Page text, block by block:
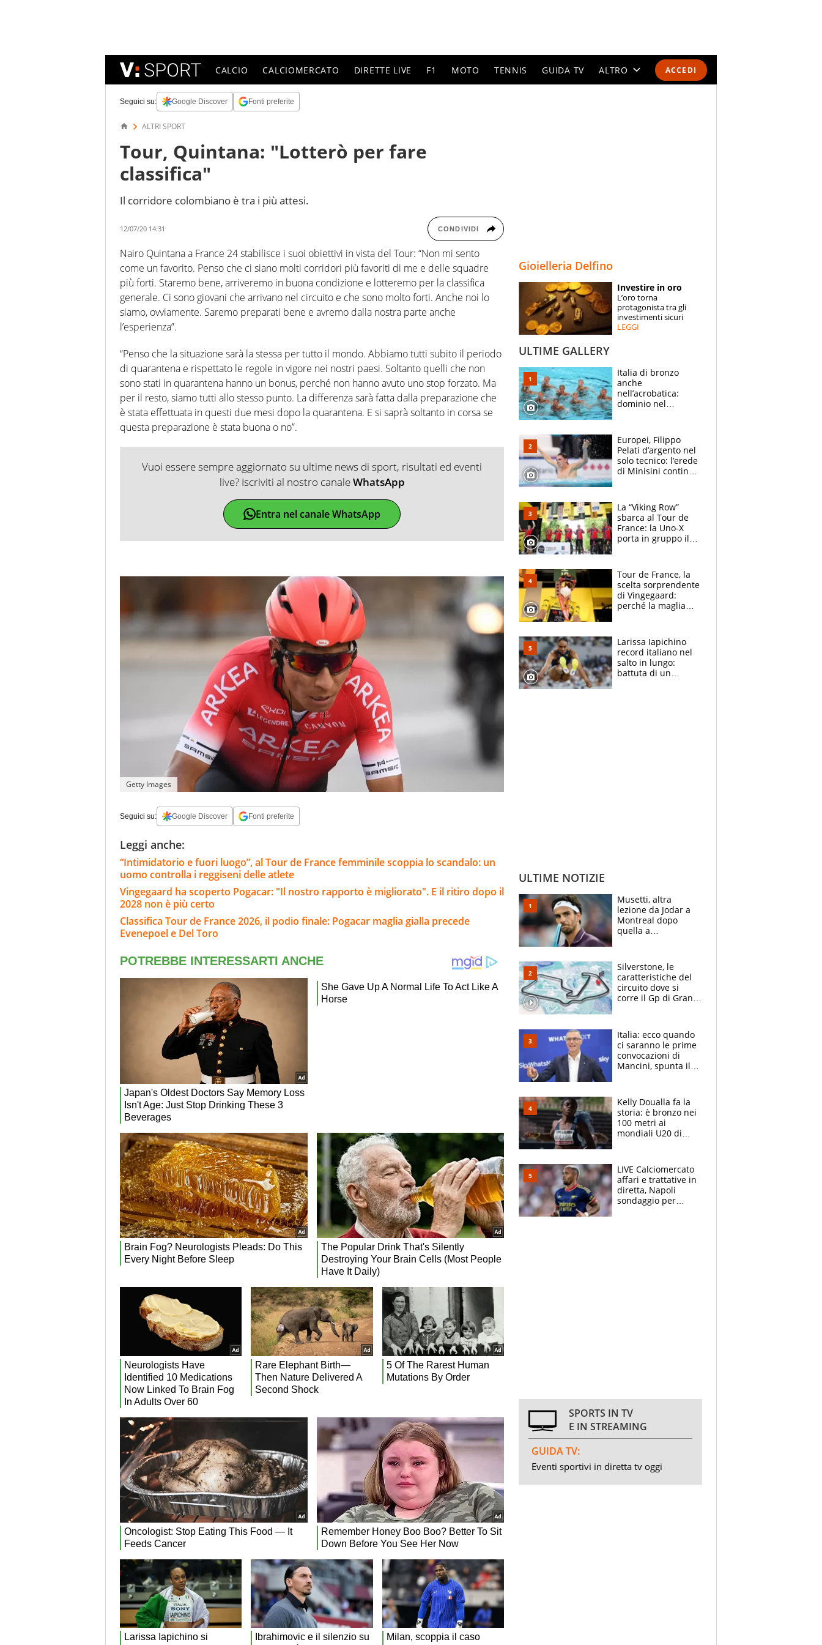
ACCEDI
CALCIO CALCIOMERCATO DIRETTE LIVE F1 MOTO TENNIS GUIDA TV ALTRO
SPECIALI
ESPERTI
Seguici su: Google Discover Fonti preferite
ALTRI SPORT
Tour, Quintana: "Lotterò per fare
classifica"
Il corridore colombiano è tra i più attesi.
12/07/20 14:31 CONDIVIDI
Nairo Quintana a France 24 stabilisce i suoi obiettivi in vista del Tour: “Non mi sento
come un favorito. Penso che ci siano molti corridori più favoriti di me e delle squadre
più forti. Staremo bene, arriveremo in buona condizione e lotteremo per la classifica
generale. Ci sono giovani che arrivano nel circuito e che sono molto forti. Anche noi lo
siamo, ovviamente. Saremo preparati bene e avremo dalla nostra parte anche
l’esperienza”.
“Penso che la situazione sarà la stessa per tutto il mondo. Abbiamo tutti subito il periodo
di quarantena e rispettato le regole in vigore nei nostri paesi. Soltanto quelli che non
sono stati in quarantena hanno un bonus, perché non hanno avuto uno stop forzato. Ma
per il resto, siamo tutti allo stesso punto. La differenza sarà fatta dalla preparazione che
è stata effettuata in questi due mesi dopo la quarantena. E si saprà soltanto in corsa se
questa preparazione è stata buona o no”.
Vuoi essere sempre aggiornato su ultime news di sport, risultati ed eventi
live? Iscriviti al nostro canaleWhatsApp
Entra nel canale WhatsApp
Getty Images
Seguici su: Google Discover Fonti preferite
Leggi anche:
“Intimidatorio e fuori luogo”, al Tour de France femminile scoppia lo scandalo: un
uomo controlla i reggiseni delle atlete
Vingegaard ha scoperto Pogacar: "Il nostro rapporto è migliorato". E il ritiro dopo il
2028 non è più certo
Classifica Tour de France 2026, il podio finale: Pogacar maglia gialla precede
Evenepoel e Del Toro
Gioielleria Delfino
Investire in oro
L’oro torna
protagonista tra gli
investimenti sicuri
LEGGI
ULTIME GALLERY
Italia di bronzo
anche
nell’acrobatica:
dominio nel
e compagni
continuare
Europei, Filippo
Pelati d’argento nel
solo tecnico: l’erede
di Minisini continua
mirino
La “Viking Row”
sbarca al Tour de
France: la Uno-X
porta in gruppo il
compagni
Tour de France, la
scelta sorprendente
di Vingegaard:
perché la maglia
rischio da evitare
Larissa Iapichino
record italiano nel
salto in lungo:
battuta di un
ULTIME NOTIZIE
Musetti, altra
lezione da Jodar a
Montreal dopo
quella a
tutto"
Silverstone, le
caratteristiche del
circuito dove si
corre il Gp di Gran
Italia: ecco quando
ci saranno le prime
convocazioni di
Mancini, spunta il
Kelly Doualla fa la
storia: è bronzo nei
100 metri ai
mondiali U20 di
con una gran finale"
LIVE Calciomercato
affari e trattative in
diretta, Napoli
sondaggio per
SPORTS IN TV
E IN STREAMING
GUIDA TV:
Eventi sportivi in diretta tv oggi